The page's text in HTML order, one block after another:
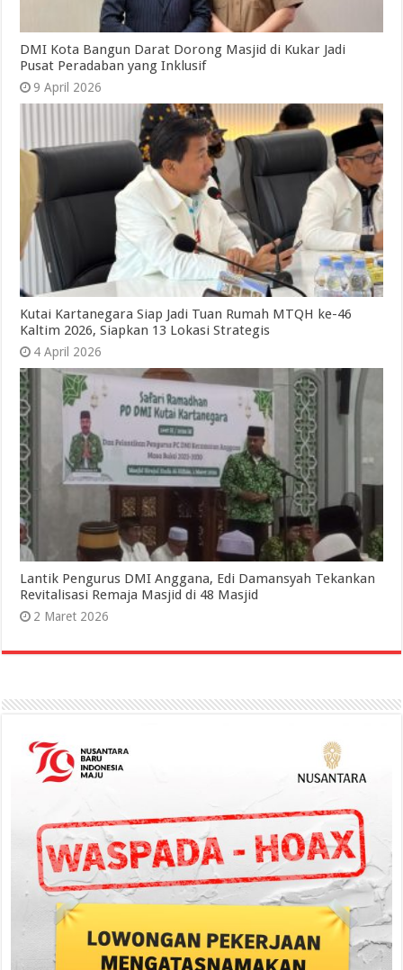
DMI Kota Bangun Darat Dorong Masjid di Kukar Jadi
Pusat Peradaban yang Inklusif
9 April 2026
Kutai Kartanegara Siap Jadi Tuan Rumah MTQH ke-46
Kaltim 2026, Siapkan 13 Lokasi Strategis
4 April 2026
Lantik Pengurus DMI Anggana, Edi Damansyah Tekankan
Revitalisasi Remaja Masjid di 48 Masjid
2 Maret 2026